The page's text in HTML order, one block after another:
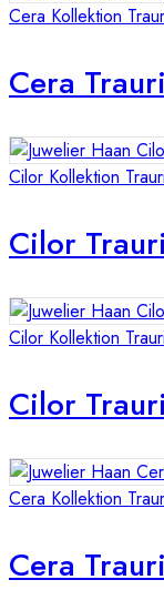
Cera Kollektion
Cera
Cilor Kollektion
Cilor
Cilor Kollektion
Cilor
Cera Kollektion
Cera